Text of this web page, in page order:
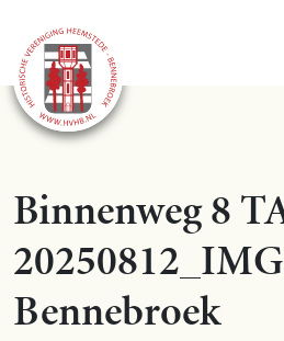
Binnenweg 8
Bennebroek